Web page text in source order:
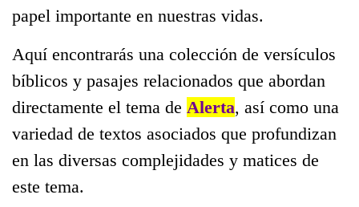
papel importante en nuestras vidas.
Aquí encontrarás una colección de versículos
bíblicos y pasajes relacionados que abordan
directamente el tema de Alerta, así como una
variedad de textos asociados que profundizan
en las diversas complejidades y matices de
este tema.